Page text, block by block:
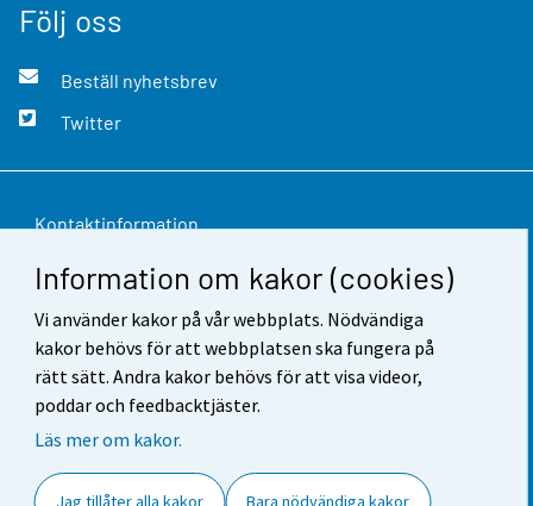
Information om kakor (cookies)
Vi använder kakor på vår webbplats. Nödvändiga
kakor behövs för att webbplatsen ska fungera på
rätt sätt. Andra kakor behövs för att visa videor,
poddar och feedbacktjäster.
Läs mer om kakor.
Jag tillåter alla kakor Bara nödvändiga kakor
Följ oss
Beställ nyhetsbrev
Twitter
Kontaktinformation
Respons
Användarvillkor
Dataskydd
Tillgänglighet